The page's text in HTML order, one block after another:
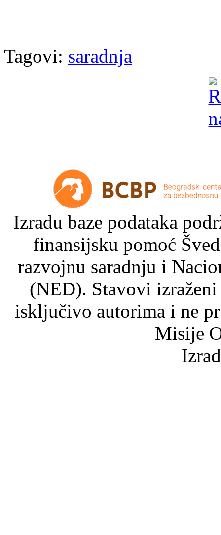
Tagovi: saradnja
Izradu baze podataka
finansijsku pomoć
razvojnu saradnju i
(NED). Stavovi
isključivo autorima i ne
Misije